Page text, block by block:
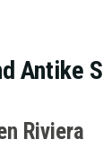
Antike
Riviera